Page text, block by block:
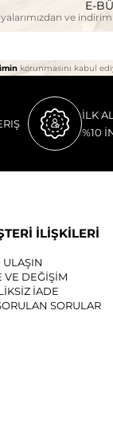
E-
ve
korunmasını kabul
İLK
%10
İLİŞKİLERİ
ULAŞIN
VE DEĞİŞİM
İADE
SORULAR